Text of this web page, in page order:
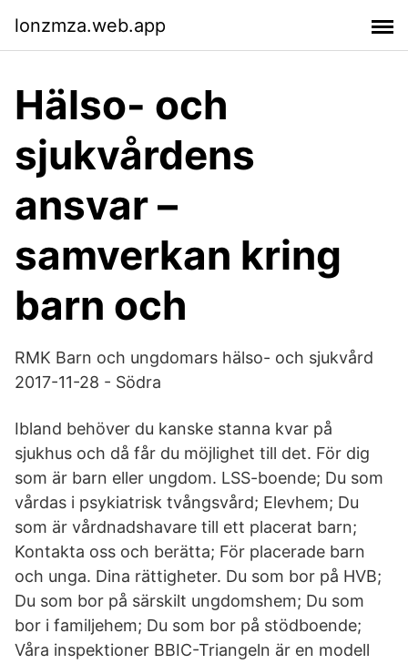
lonzmza.web.app
Hälso- och
sjukvårdens
ansvar –
samverkan kring
barn och
RMK Barn och ungdomars hälso- och sjukvård
2017-11-28 - Södra
Ibland behöver du kanske stanna kvar på
sjukhus och då får du möjlighet till det. För dig
som är barn eller ungdom. LSS-boende; Du som
vårdas i psykiatrisk tvångsvård; Elevhem; Du
som är vårdnadshavare till ett placerat barn;
Kontakta oss och berätta; För placerade barn
och unga. Dina rättigheter. Du som bor på HVB;
Du som bor på särskilt ungdomshem; Du som
bor i familjehem; Du som bor på stödboende;
Våra inspektioner BBIC-Triangeln är en modell